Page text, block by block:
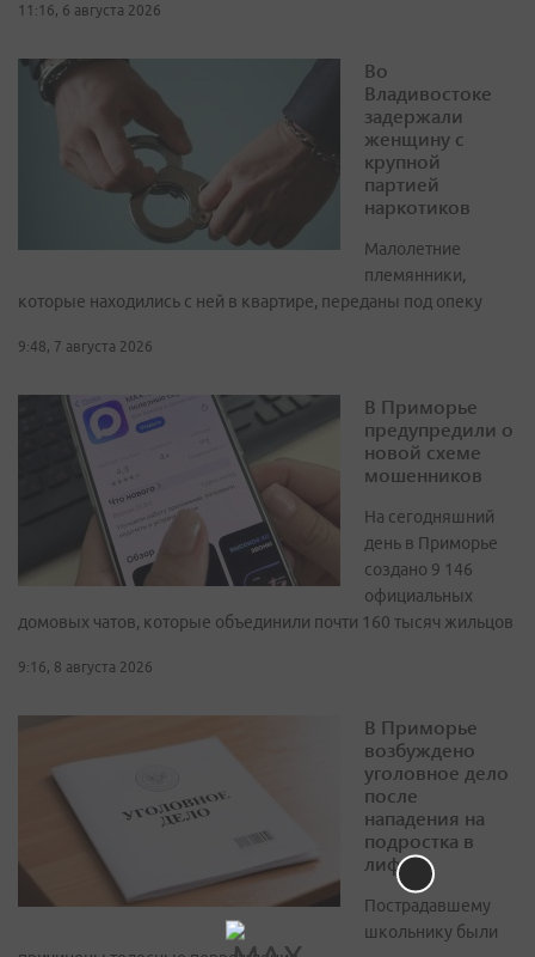
11:16, 6 августа 2026
Во
Владивостоке
задержали
женщину с
крупной
партией
наркотиков
Малолетние
племянники,
которые находились с ней в квартире, переданы под опеку
9:48, 7 августа 2026
В Приморье
предупредили о
новой схеме
мошенников
На сегодняшний
день в Приморье
создано 9 146
официальных
домовых чатов, которые объединили почти 160 тысяч жильцов
9:16, 8 августа 2026
В Приморье
возбуждено
уголовное дело
после
нападения на
подростка в
лифте
Пострадавшему
школьнику были